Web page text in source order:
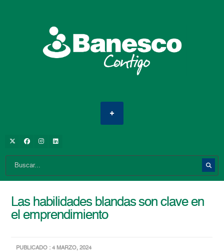
Las habilidades blandas son clave en
el emprendimiento
PUBLICADO : 4 MARZO, 2024